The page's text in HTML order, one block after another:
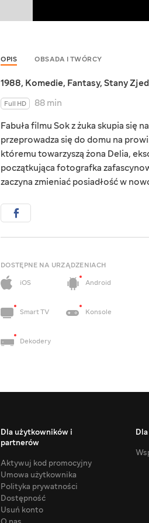
OPIS OBSADA I TWÓRCY
1988, Komedie, Fantasy, Stany
Full HD
88 min
Fabuła filmu Sok z żuka skupia się
przeprowadza się do domu na
któremu towarzyszą żona Delia,
początkująca fotografka
zaczyna zmieniać posiadłość w
DOSTĘPNE NA URZĄDZENIACH
iOS
Android
Smart TV Konsole
Dekodery
Dla użytkowników i
partnerów
Aktywuj kod promocyjny
Umowa użytkownika
Polityka prywatności
Dostępność
Usuń konto